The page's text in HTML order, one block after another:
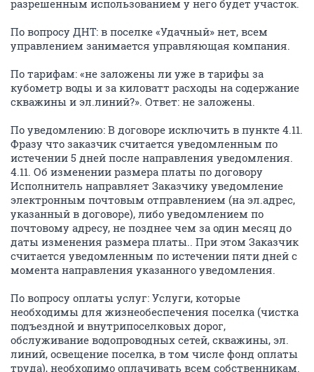
разрешенным использованием у него будет участок.
По вопросу ДНТ: в поселке «Удачный» нет, всем
управлением занимается управляющая компания.
По тарифам: «не заложены ли уже в тарифы за
кубометр воды и за киловатт расходы на содержание
скважины и эл.линий?». Ответ: не заложены.
По уведомлению: В договоре исключить в пункте 4.11.
Фразу что заказчик считается уведомленным по
истечении 5 дней после направления уведомления.
4.11. Об изменении размера платы по договору
Исполнитель направляет Заказчику уведомление
электронным почтовым отправлением (на эл.адрес,
указанный в договоре), либо уведомлением по
почтовому адресу, не позднее чем за один месяц до
даты изменения размера платы.. При этом Заказчик
считается уведомленным по истечении пяти дней с
момента направления указанного уведомления.
По вопросу оплаты услуг: Услуги, которые
необходимы для жизнеобеспечения поселка (чистка
подъездной и внутрипоселковых дорог,
обслуживание водопроводных сетей, скважины, эл.
линий, освещение поселка, в том числе фонд оплаты
труда), необходимо оплачивать всем собственникам.